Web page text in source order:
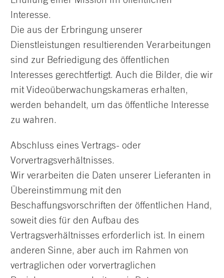
Interesse.
Die aus der Erbringung unserer
Dienstleistungen resultierenden Verarbeitungen
sind zur Befriedigung des öffentlichen
Interesses gerechtfertigt. Auch die Bilder, die wir
mit Videoüberwachungskameras erhalten,
werden behandelt, um das öffentliche Interesse
zu wahren.
Abschluss eines Vertrags- oder
Vorvertragsverhältnisses.
Wir verarbeiten die Daten unserer Lieferanten in
Übereinstimmung mit den
Beschaffungsvorschriften der öffentlichen Hand,
soweit dies für den Aufbau des
Vertragsverhältnisses erforderlich ist. In einem
anderen Sinne, aber auch im Rahmen von
vertraglichen oder vorvertraglichen